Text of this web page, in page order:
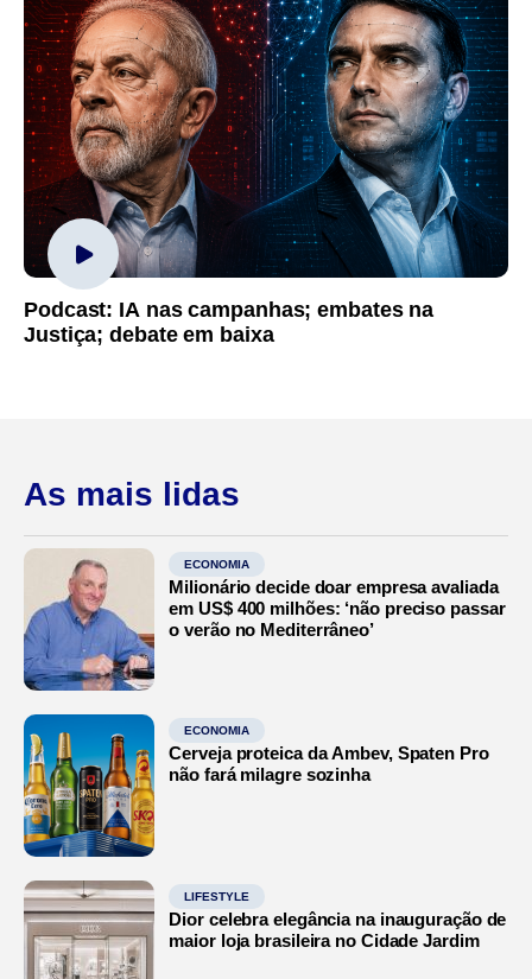
Podcast: IA nas campanhas; embates na
Justiça; debate em baixa
As mais lidas
ECONOMIA
Milionário decide doar empresa avaliada
em US$ 400 milhões: ‘não preciso passar
o verão no Mediterrâneo’
ECONOMIA
Cerveja proteica da Ambev, Spaten Pro
não fará milagre sozinha
LIFESTYLE
Dior celebra elegância na inauguração de
maior loja brasileira no Cidade Jardim